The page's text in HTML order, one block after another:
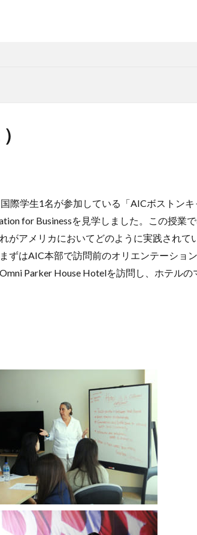
際学生1名が参加している「AICボストン
for Businessを見学しました。この授業
がアメリカにおいてどのように実践されて
ずはAIC本部で訪問前のオリエンテーショ
Parker House Hotelを訪問し、ホテル